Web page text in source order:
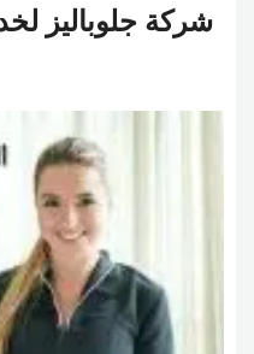
شركة جلوباليز